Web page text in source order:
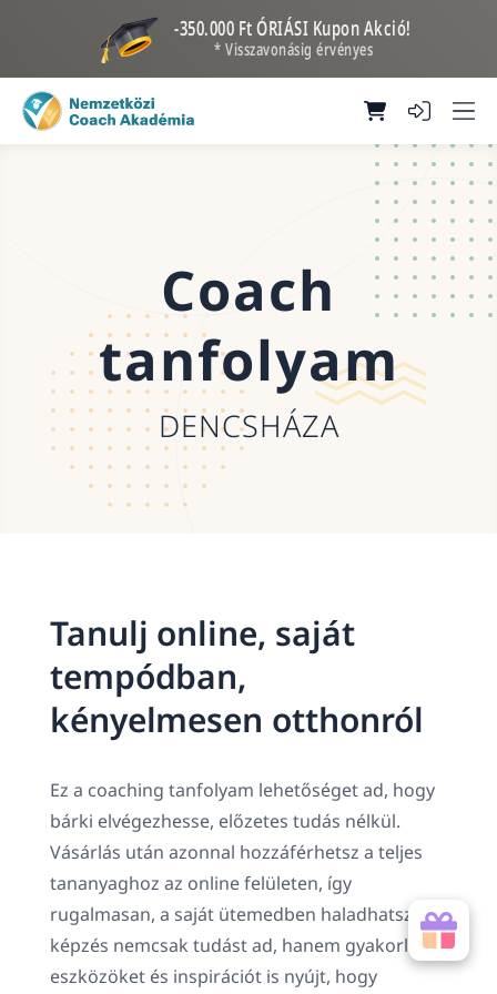
-350.000 Ft ÓRIÁSI Kupon Akció!
* Visszavonásig érvényes
Coach
tanfolyam
DENCSHÁZA
Tanulj online, saját
tempódban,
kényelmesen otthonról
Ez a coaching tanfolyam lehetőséget ad, hogy
bárki elvégezhesse, előzetes tudás nélkül.
Vásárlás után azonnal hozzáférhetsz a teljes
tananyaghoz az online felületen, így
rugalmasan, a saját ütemedben haladhatsz. A
képzés nemcsak tudást ad, hanem gyakorlati
eszközöket és inspirációt is nyújt, hogy